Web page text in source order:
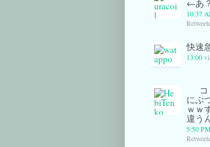
←あ？
10:37
快速
13:00
にぶ
ｗｗ
違う
5:50